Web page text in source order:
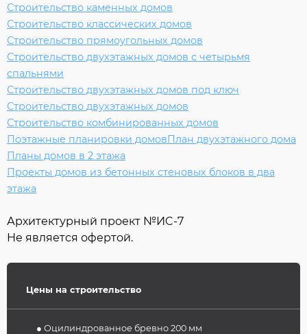
Строительство каменных домов
Строительство классических домов
Строительство прямоугольных домов
Строительство двухэтажных домов с четырьмя
спальнями
Строительство двухэтажных домов под ключ
Строительство двухэтажных домов
Строительство комбинированных домов
Поэтажные планировки домовПлан двухэтажного дома
Планы домов в 2 этажа
Проекты домов из бетонных стеновых блоков в два
этажа
Архитектурный проект №ИC-7
Не является офертой.
Цены на строительство
● Оцилиндрованное бревно 200 мм